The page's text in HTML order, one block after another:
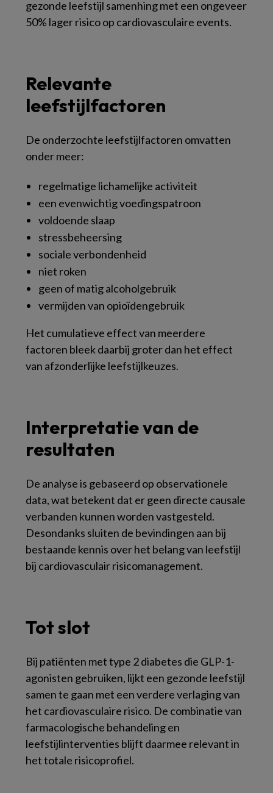
gezonde leefstijl samenhing met een ongeveer
50% lager risico op cardiovasculaire events.
Relevante
leefstijlfactoren
De onderzochte leefstijlfactoren omvatten
onder meer:
regelmatige lichamelijke activiteit
een evenwichtig voedingspatroon
voldoende slaap
stressbeheersing
sociale verbondenheid
niet roken
geen of matig alcoholgebruik
vermijden van opioïdengebruik
Het cumulatieve effect van meerdere
factoren bleek daarbij groter dan het effect
van afzonderlijke leefstijlkeuzes.
Interpretatie van de
resultaten
De analyse is gebaseerd op observationele
data, wat betekent dat er geen directe causale
verbanden kunnen worden vastgesteld.
Desondanks sluiten de bevindingen aan bij
bestaande kennis over het belang van leefstijl
bij cardiovasculair risicomanagement.
Tot slot
Bij patiënten met type 2 diabetes die GLP-1-
agonisten gebruiken, lijkt een gezonde leefstijl
samen te gaan met een verdere verlaging van
het cardiovasculaire risico. De combinatie van
farmacologische behandeling en
leefstijlinterventies blijft daarmee relevant in
het totale risicoprofiel.